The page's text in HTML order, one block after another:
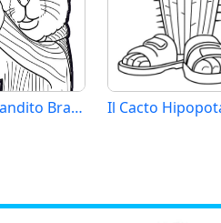
Bobrito Bandito Brainrot